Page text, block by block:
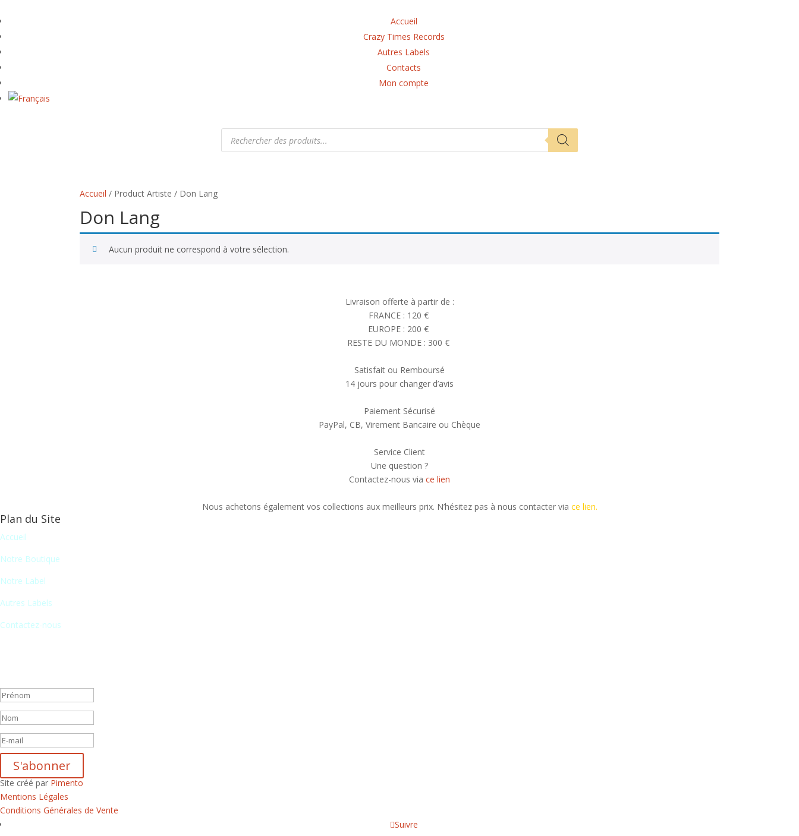
Accueil
Crazy Times Records
Autres Labels
Contacts
Mon compte
Recherche
produits
Accueil / Product Artiste / Don Lang
Don Lang
Aucun produit ne correspond à votre sélection.
Livraison offerte à partir de :
FRANCE : 120 €
EUROPE : 200 €
RESTE DU MONDE : 300 €
Satisfait ou Remboursé
14 jours pour changer d’avis
Paiement Sécurisé
PayPal, CB, Virement Bancaire ou Chèque
Service Client
Une question ?
Contactez-nous via ce lien
Nous achetons également vos collections aux meilleurs prix. N’hésitez pas à nous contacter via ce lien.
Plan du Site
Accueil
Notre Boutique
Notre Label
Autres Labels
Contactez-nous
S'abonner
Site créé par Pimento
Mentions Légales
Conditions Générales de Vente
Suivre